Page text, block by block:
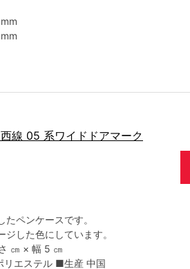
線 05 系ワイドドアマーク
ペンケースです。
した色にしています。
㎝ × 幅 5 ㎝
リエステル ■生産 中国